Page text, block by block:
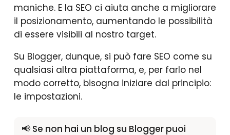
maniche. E la SEO ci aiuta anche a migliorare
il posizionamento, aumentando le possibilità
di essere visibili al nostro target.
Su Blogger, dunque, si può fare SEO come su
qualsiasi altra piattaforma, e, per farlo nel
modo corretto, bisogna iniziare dal principio:
le impostazioni.
📢 Se non hai un blog su Blogger puoi